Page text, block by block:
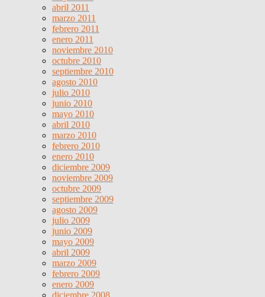
abril 2011
marzo 2011
febrero 2011
enero 2011
noviembre 2010
octubre 2010
septiembre 2010
agosto 2010
julio 2010
junio 2010
mayo 2010
abril 2010
marzo 2010
febrero 2010
enero 2010
diciembre 2009
noviembre 2009
octubre 2009
septiembre 2009
agosto 2009
julio 2009
junio 2009
mayo 2009
abril 2009
marzo 2009
febrero 2009
enero 2009
diciembre 2008